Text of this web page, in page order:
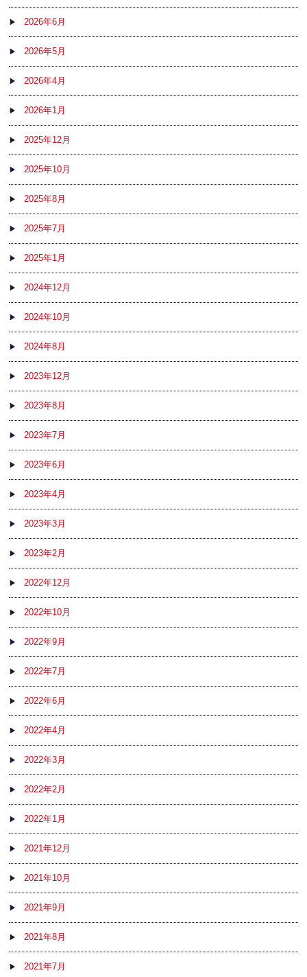
2026年6月
2026年5月
2026年4月
2026年1月
2025年12月
2025年10月
2025年8月
2025年7月
2025年1月
2024年12月
2024年10月
2024年8月
2023年12月
2023年8月
2023年7月
2023年6月
2023年4月
2023年3月
2023年2月
2022年12月
2022年10月
2022年9月
2022年7月
2022年6月
2022年4月
2022年3月
2022年2月
2022年1月
2021年12月
2021年10月
2021年9月
2021年8月
2021年7月